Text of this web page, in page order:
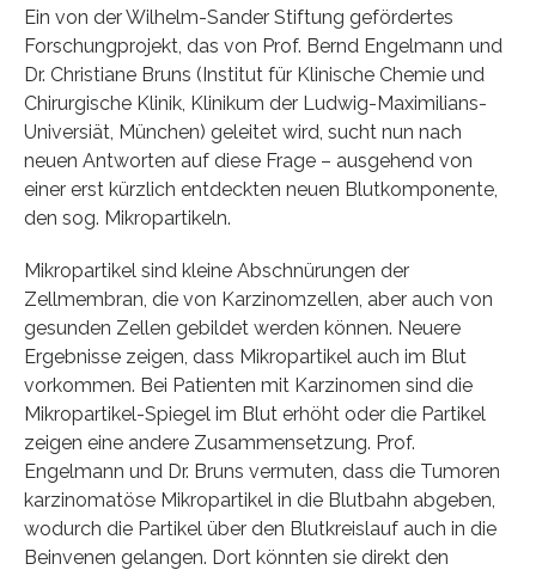
Ein von der Wilhelm-Sander Stiftung gefördertes
Forschungprojekt, das von Prof. Bernd Engelmann und
Dr. Christiane Bruns (Institut für Klinische Chemie und
Chirurgische Klinik, Klinikum der Ludwig-Maximilians-
Universiät, München) geleitet wird, sucht nun nach
neuen Antworten auf diese Frage – ausgehend von
einer erst kürzlich entdeckten neuen Blutkomponente,
den sog. Mikropartikeln.
Mikropartikel sind kleine Abschnürungen der
Zellmembran, die von Karzinomzellen, aber auch von
gesunden Zellen gebildet werden können. Neuere
Ergebnisse zeigen, dass Mikropartikel auch im Blut
vorkommen. Bei Patienten mit Karzinomen sind die
Mikropartikel-Spiegel im Blut erhöht oder die Partikel
zeigen eine andere Zusammensetzung. Prof.
Engelmann und Dr. Bruns vermuten, dass die Tumoren
karzinomatöse Mikropartikel in die Blutbahn abgeben,
wodurch die Partikel über den Blutkreislauf auch in die
Beinvenen gelangen. Dort könnten sie direkt den